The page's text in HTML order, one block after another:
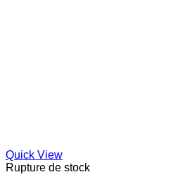
Quick View
Rupture de stock